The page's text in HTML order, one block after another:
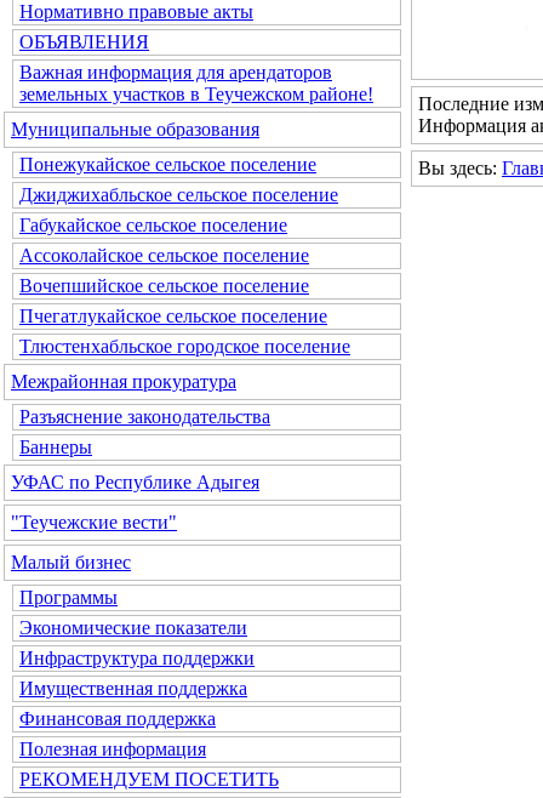
Нормативно правовые акты
ОБЪЯВЛЕНИЯ
Важная информация для арендаторов
земельных участков в Теучежском районе!
Муниципальные образования
Понежукайское сельское поселение
Джиджихабльское сельское поселение
Габукайское сельское поселение
Ассоколайское сельское поселение
Вочепшийское сельское поселение
Пчегатлукайское сельское поселение
Тлюстенхабльское городское поселение
Межрайонная прокуратура
Разъяснение законодательства
Баннеры
УФАС по Республике Адыгея
"Теучежские вести"
Малый бизнес
Программы
Экономические показатели
Инфраструктура поддержки
Имущественная поддержка
Финансовая поддержка
Полезная информация
РЕКОМЕНДУЕМ ПОСЕТИТЬ
Последние
Информация
Вы здесь: